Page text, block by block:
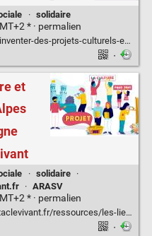
· solidaire
* · permalien
en-reponse-aux-besoins-des-territoires
·
et
· solidaire
·
· ARASV
* · permalien
les-liens-entre-la-culture-et-less/
·